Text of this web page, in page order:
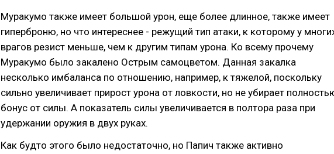
Муракумо также имеет большой урон, еще более длинное, также имеет
гиперброню, но что интереснее - режущий тип атаки, к которому у
врагов резист меньше, чем к другим типам урона. Ко всему прочему
Муракумо было закалено Острым самоцветом. Данная закалка
несколько имбаланса по отношению, например, к тяжелой, поскольку
сильно увеличивает прирост урона от ловкости, но не убирает
бонус от силы. А показатель силы увеличивается в полтора раза при
удержании оружия в двух руках.
Как будто этого было недостаточно, но Папич также активно